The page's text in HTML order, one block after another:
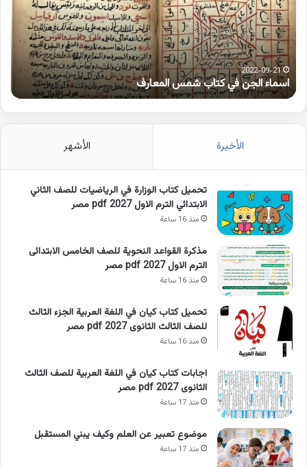
شمس
المعارف
2022-09-21
اسماء الجن في كتاب شمس المعارف
الأخيرة الأشهر
تحميل كتاب الوزارة في الرياضيات للصف الثاني
الابتدائي الترم الاول 2027 pdf مصر
منذ 16 ساعة
مذكرة القواعد النحوية للصف الخامس الابتدائى
الترم الاول 2027 pdf مصر
منذ 16 ساعة
تحميل كتاب كيان في اللغة العربية الجزء الثالث
للصف الثالث الثانوى 2027 pdf مصر
منذ 16 ساعة
اجابات كتاب كيان في اللغة العربية للصف الثالث
الثانوى 2027 pdf مصر
منذ 17 ساعة
موضوع تعبير عن العلم وكيف يبني المستقبل
منذ 17 ساعة